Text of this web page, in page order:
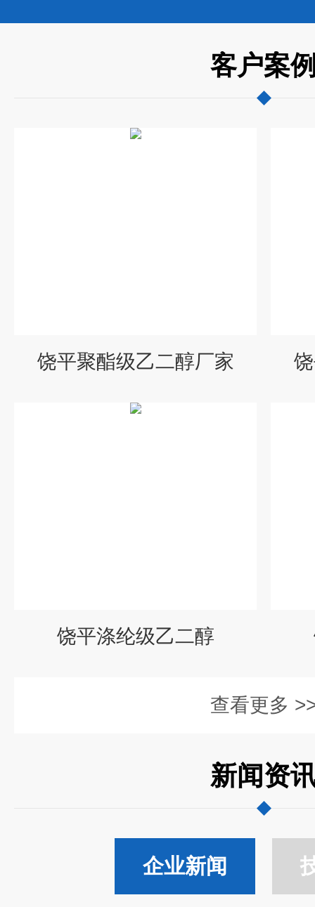
客户案
饶平聚酯级乙二醇厂家
饶平涤纶级乙二醇
查看更多
新闻资
企业新闻